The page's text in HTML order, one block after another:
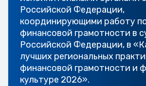
Российской Федерации,
координирующими работу
финансовой грамотности в
Российской Федерации, в
лучших региональных
финансовой грамотности и
культуре 2026».